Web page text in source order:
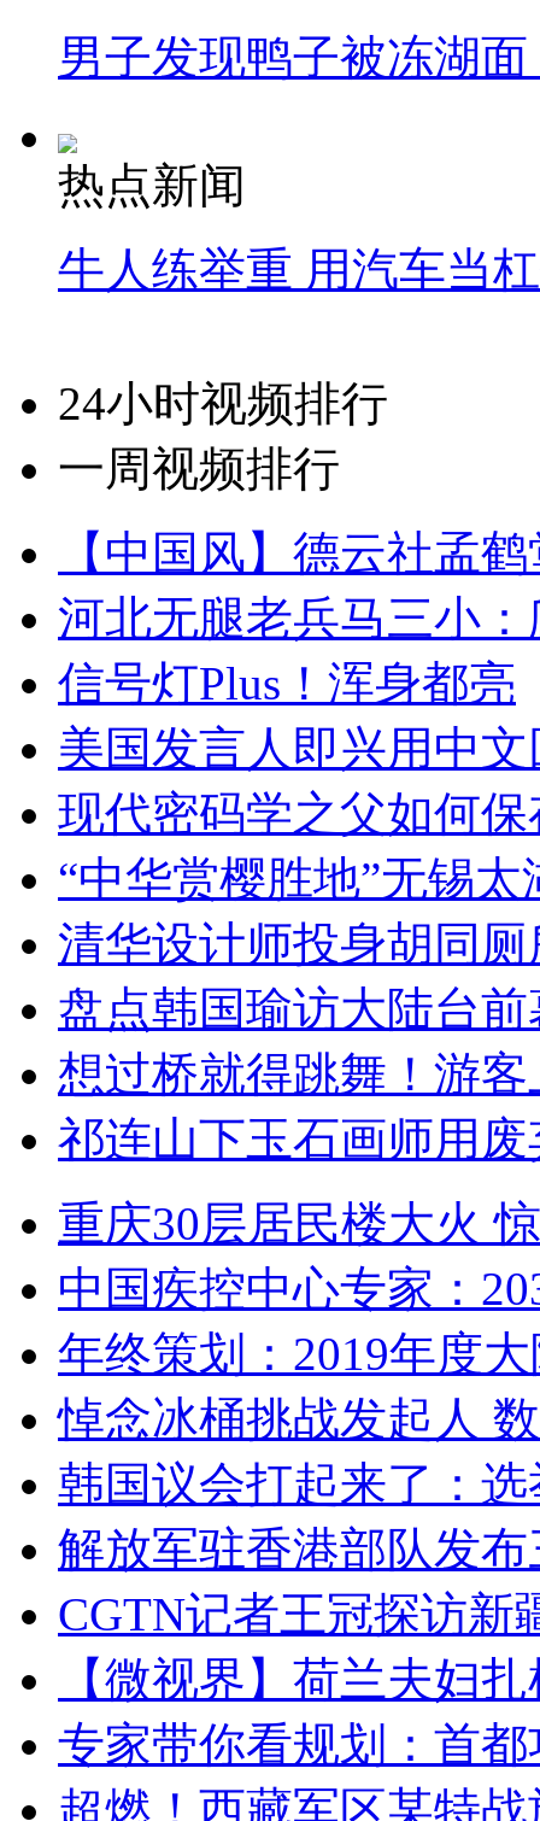
男子发现鸭子被冻湖
热点新闻
牛人练举重 用汽车当
24小时视频排行
一周视频排行
【中国风】德云社孟
河北无腿老兵马三小
信号灯Plus！浑身都亮
美国发言人即兴用中
现代密码学之父如何
“中华赏樱胜地”无锡
清华设计师投身胡同
盘点韩国瑜访大陆台
想过桥就得跳舞！游客
祁连山下玉石画师用
重庆30层居民楼大火
中国疾控中心专家：
年终策划：2019年度
悼念冰桶挑战发起人
韩国议会打起来了：
解放军驻香港部队发
CGTN记者王冠探访新
【微视界】荷兰夫妇
专家带你看规划：首
超燃！西藏军区某特